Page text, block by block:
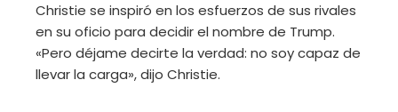
Christie se inspiró en los esfuerzos de sus rivales
en su oficio para decidir el nombre de Trump.
«Pero déjame decirte la verdad: no soy capaz de
llevar la carga», dijo Christie.